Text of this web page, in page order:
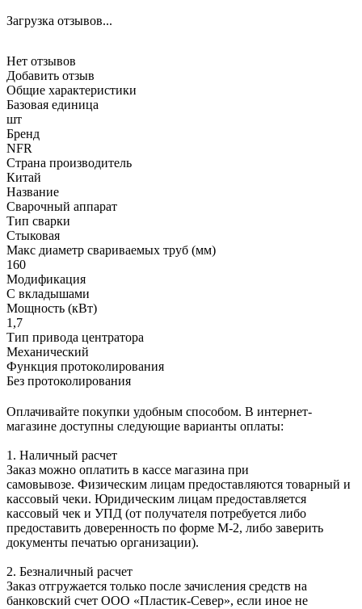
Загрузка отзывов...
Нет отзывов
Добавить отзыв
Общие характеристики
Базовая единица
шт
Бренд
NFR
Страна производитель
Китай
Название
Сварочный аппарат
Тип сварки
Стыковая
Макс диаметр свариваемых труб (мм)
160
Модификация
С вкладышами
Мощность (кВт)
1,7
Тип привода центратора
Механический
Функция протоколирования
Без протоколирования
Оплачивайте покупки удобным способом. В интернет-
магазине доступны следующие варианты оплаты:
1. Наличный расчет
Заказ можно оплатить в кассе магазина при
самовывозе. Физическим лицам предоставляются товарный и
кассовый чеки. Юридическим лицам предоставляется
кассовый чек и УПД (от получателя потребуется либо
предоставить доверенность по форме М-2, либо заверить
документы печатью организации).
2. Безналичный расчет
Заказ отгружается только после зачисления средств на
банковский счет ООО «Пластик-Север», если иное не